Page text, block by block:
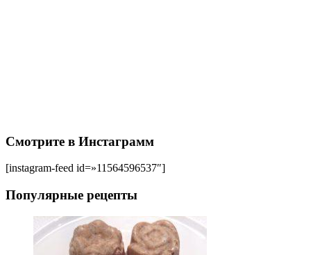
Смотрите в Инстаграмм
[instagram-feed id=»11564596537″]
Популярные рецепты